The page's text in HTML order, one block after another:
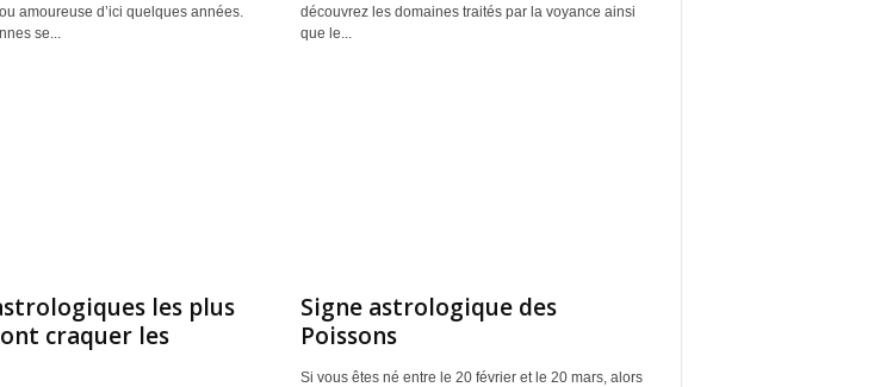
amoureuse d’ici quelques années.
se...
découvrez les domaines traités par la voyance ainsi
que le...
les plus
craquer les
Signe astrologique des
Poissons
Si vous êtes né entre le 20 février et le 20 mars, alors